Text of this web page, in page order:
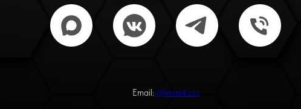
Email: i@max4u.ru